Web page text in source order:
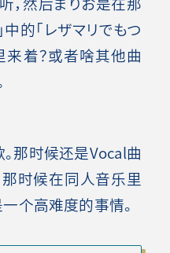
中的「レザマリでもつ
来着？或者啥其他曲
那时候还是Vocal曲
那时候在同人音乐里
个高难度的事情。